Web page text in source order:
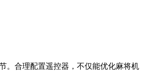
。合理配置遥控器，不仅能优化麻将机